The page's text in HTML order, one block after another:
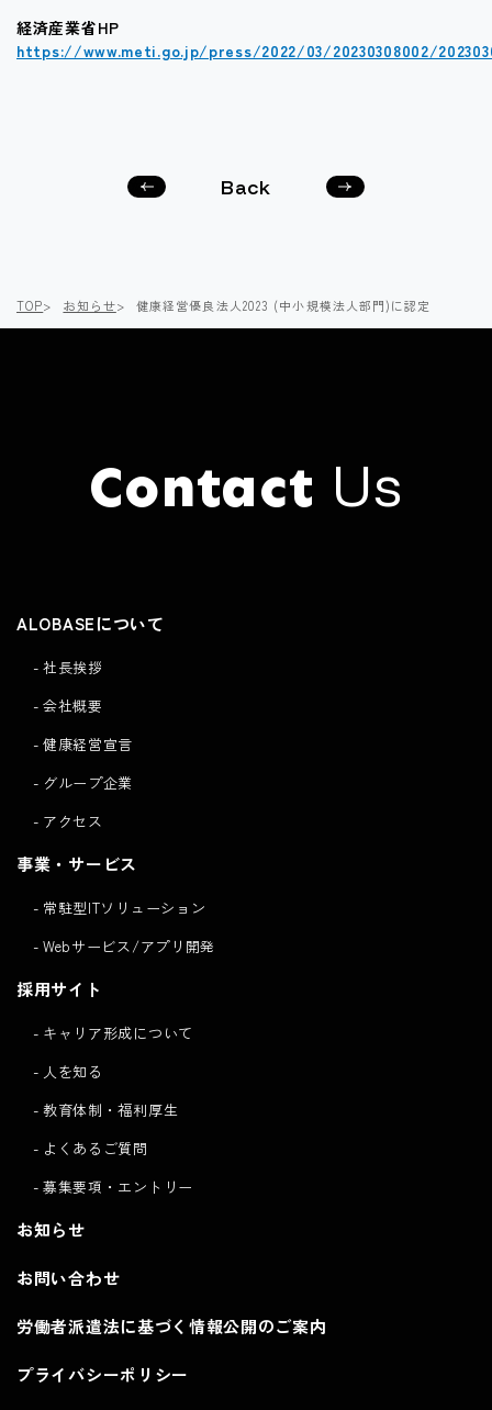
経済産業省HP
https://www.meti.go.jp/press/2022/03/20230308002/
次の
Back
前の
TOP お知らせ 健康経営優良法人2023 (中小規模法人部門)に認定
Contact Us
ALOBASEについて
社長挨拶
会社概要
健康経営宣言
グループ企業
アクセス
事業・サービス
常駐型ITソリューション
Webサービス/アプリ開発
採用サイト
キャリア形成について
人を知る
教育体制・福利厚生
よくあるご質問
募集要項・エントリー
お知らせ
お問い合わせ
労働者派遣法に基づく情報公開のご案内
プライバシーポリシー